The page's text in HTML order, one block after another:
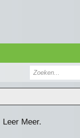
Leer Meer.